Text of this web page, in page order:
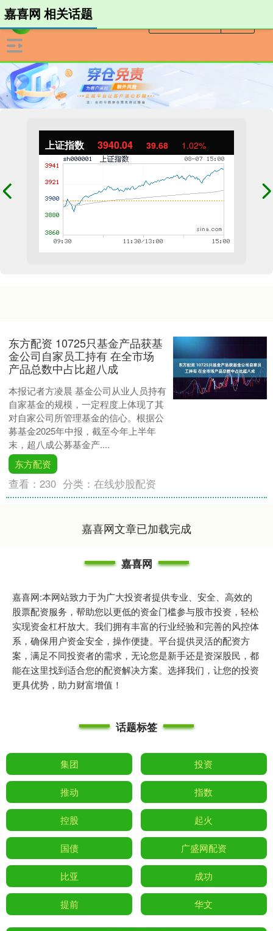
上证指数 3940.04 39.68 1.02%
嘉喜网 相关话题
东方配资 10725只基金产品获基
金公司自家员工持有 在全市场
产品总数中占比超八成
本报记者方凌晨 基金公司从业人员持有
自家基金的规模，一定程度上体现了其
对自家公司所管理基金的信心。根据公
募基金2025年中报，截至今年上半年
末，超八成公募基金产....
东方配资
查看：230 分类：在线炒股配资
嘉喜网文章已加载完成
嘉喜网
嘉喜网:本网站致力于为广大投资者提供专业、安全、高效的
股票配资服务，帮助您以更低的资金门槛参与股市投资，轻松
实现资金杠杆放大。我们拥有丰富的行业经验和完善的风控体
系，确保用户资金安全，操作便捷。平台提供灵活的配资方
案，满足不同投资者的需求，无论您是新手还是资深股民，都
能在这里找到适合您的配资解决方案。选择我们，让您的投资
更具优势，助力财富增值！
话题标签
集团 投资
推动 指数
控股 起火
国债 广盛网配资
比亚 成功
提前 华文